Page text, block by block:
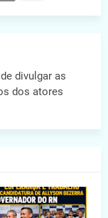
divulgar as
dos atores